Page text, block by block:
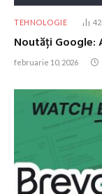
TEHNOLOGIE
Noutăți Google:
februarie 10, 2026